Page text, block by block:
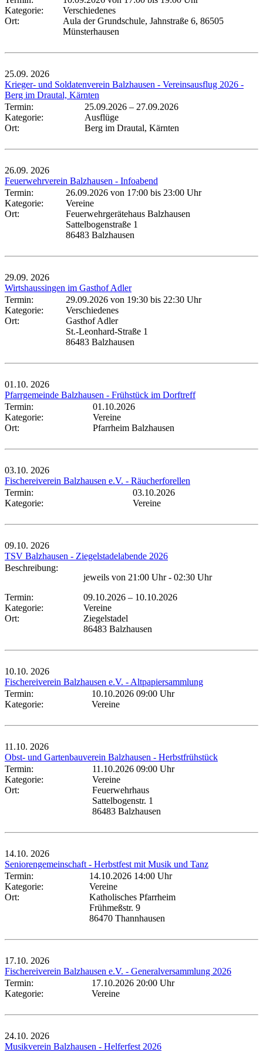
Kategorie:
Verschiedenes
Ort:
Aula der Grundschule, Jahnstraße 6, 86505
Münsterhausen
25.09. 2026
Krieger- und Soldatenverein Balzhausen - Vereinsausflug 2026 -
Berg im Drautal, Kärnten
Termin:
25.09.2026 – 27.09.2026
Kategorie:
Ausflüge
Ort:
Berg im Drautal, Kärnten
26.09. 2026
Feuerwehrverein Balzhausen - Infoabend
Termin:
26.09.2026 von 17:00 bis 23:00 Uhr
Kategorie:
Vereine
Ort:
Feuerwehrgerätehaus Balzhausen
Sattelbogenstraße 1
86483 Balzhausen
29.09. 2026
Wirtshaussingen im Gasthof Adler
Termin:
29.09.2026 von 19:30 bis 22:30 Uhr
Kategorie:
Verschiedenes
Ort:
Gasthof Adler
St.-Leonhard-Straße 1
86483 Balzhausen
01.10. 2026
Pfarrgemeinde Balzhausen - Frühstück im Dorftreff
Termin:
01.10.2026
Kategorie:
Vereine
Ort:
Pfarrheim Balzhausen
03.10. 2026
Fischereiverein Balzhausen e.V. - Räucherforellen
Termin:
03.10.2026
Kategorie:
Vereine
09.10. 2026
TSV Balzhausen - Ziegelstadelabende 2026
Beschreibung:
jeweils von 21:00 Uhr - 02:30 Uhr
Termin:
09.10.2026 – 10.10.2026
Kategorie:
Vereine
Ort:
Ziegelstadel
86483 Balzhausen
10.10. 2026
Fischereiverein Balzhausen e.V. - Altpapiersammlung
Termin:
10.10.2026 09:00 Uhr
Kategorie:
Vereine
11.10. 2026
Obst- und Gartenbauverein Balzhausen - Herbstfrühstück
Termin:
11.10.2026 09:00 Uhr
Kategorie:
Vereine
Ort:
Feuerwehrhaus
Sattelbogenstr. 1
86483 Balzhausen
14.10. 2026
Seniorengemeinschaft - Herbstfest mit Musik und Tanz
Termin:
14.10.2026 14:00 Uhr
Kategorie:
Vereine
Ort:
Katholisches Pfarrheim
Frühmeßstr. 9
86470 Thannhausen
17.10. 2026
Fischereiverein Balzhausen e.V. - Generalversammlung 2026
Termin:
17.10.2026 20:00 Uhr
Kategorie:
Vereine
24.10. 2026
Musikverein Balzhausen - Helferfest 2026